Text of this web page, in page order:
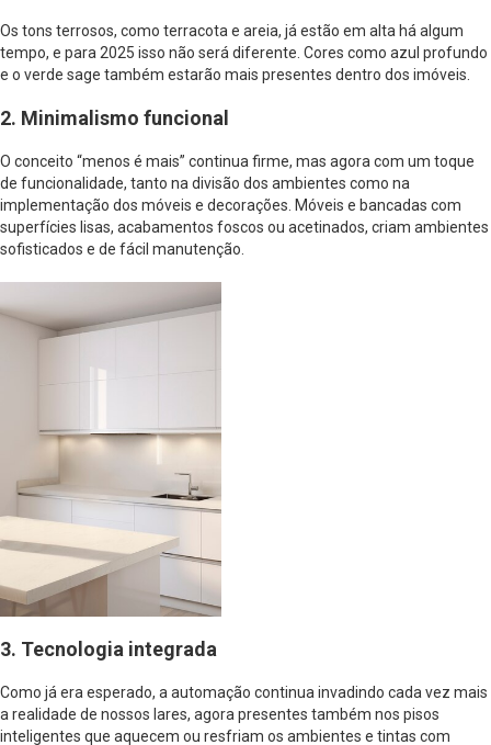
Os tons terrosos, como terracota e areia, já estão em alta há algum
tempo, e para 2025 isso não será diferente. Cores como azul profundo
e o verde sage também estarão mais presentes dentro dos imóveis.
2. Minimalismo funcional
O conceito “menos é mais” continua firme, mas agora com um toque
de funcionalidade, tanto na divisão dos ambientes como na
implementação dos móveis e decorações. Móveis e bancadas com
superfícies lisas, acabamentos foscos ou acetinados, criam ambientes
sofisticados e de fácil manutenção.
3. Tecnologia integrada
Como já era esperado, a automação continua invadindo cada vez mais
a realidade de nossos lares, agora presentes também nos pisos
inteligentes que aquecem ou resfriam os ambientes e tintas com